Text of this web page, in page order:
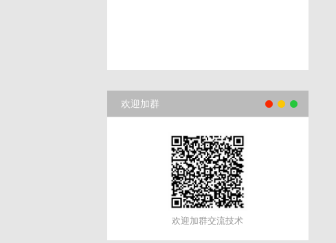
欢迎加群
欢迎加群交流技术